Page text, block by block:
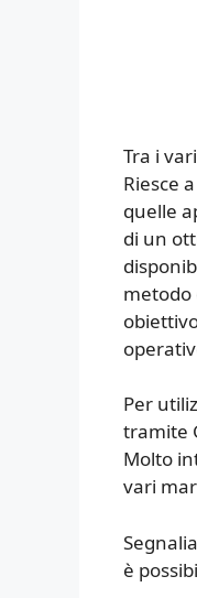
Tra i
Riesce
quelle
di un
metodo
Per
tramite
Molto
vari
è